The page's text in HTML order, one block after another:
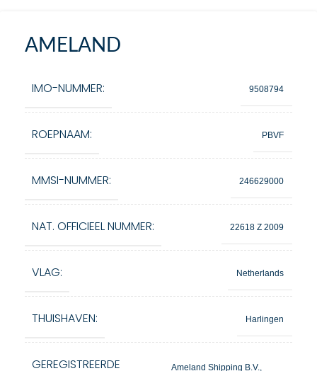
AMELAND
IMO-NUMMER: 9508794
ROEPNAAM: PBVF
MMSI-NUMMER: 246629000
NAT. OFFICIEEL NUMMER: 22618 Z 2009
VLAG: Netherlands
THUISHAVEN: Harlingen
GEREGISTREERDE
Ameland Shipping B.V.,